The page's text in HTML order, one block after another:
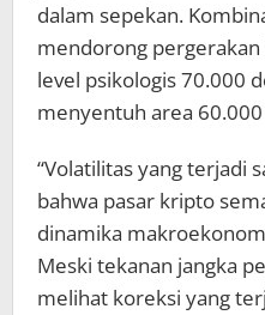
dalam sepekan.
mendorong
level psikologis 70.000
menyentuh area 60.000
“Volatilitas yang terjadi
bahwa pasar kripto
dinamika
Meski tekanan jangka
melihat koreksi yang